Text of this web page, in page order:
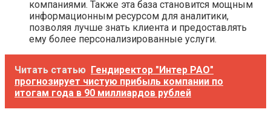
компаниями. Также эта база становится мощным
информационным ресурсом для аналитики,
позволяя лучше знать клиента и предоставлять
ему более персонализированные услуги.
Читать статью Гендиректор "Интер РАО"
прогнозирует чистую прибыль компании по
итогам года в 90 миллиардов рублей